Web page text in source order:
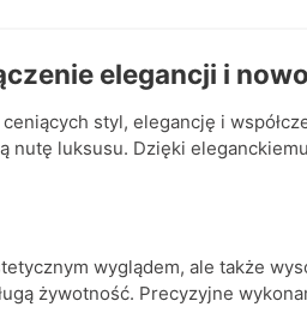
elegancji i
styl, elegancję i
nutę luksusu. Dzięki
wyglądem, ale także
żywotność. Precyzyjne